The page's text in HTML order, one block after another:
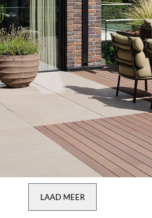
LAAD MEER